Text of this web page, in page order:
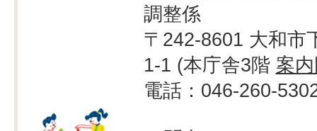
調整係
〒242-8601 大和市
1-1 (本庁舎3階 案
電話：046-260-